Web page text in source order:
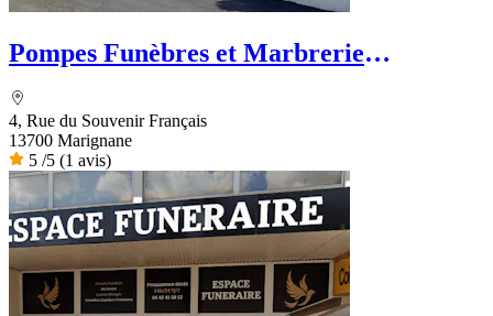
Pompes Funèbres et Marbrerie
4, Rue du Souvenir Français
13700 Marignane
5 /5 (1 avis)